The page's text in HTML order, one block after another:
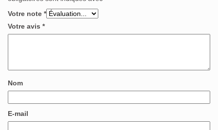
Votre note *
Votre avis *
Nom
E-mail